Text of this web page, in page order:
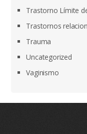
Trastorno Límite
Trastornos
Trauma
Uncategorized
Vaginismo